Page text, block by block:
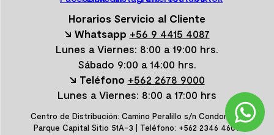
Horarios Servicio al Cliente
↘ Whatsapp +56 9 4415 4087
Lunes a Viernes: 8:00 a 19:00 hrs.
Sábado 9:00 a 14:00 hrs.
↘ Teléfono +562 2678 9000
Lunes a Viernes: 8:00 a 17:00 hrs
Centro de Distribución: Camino Peralillo s/n Condominio
Parque Capital Sitio 51A-3 | Teléfono: +562 2346 4600